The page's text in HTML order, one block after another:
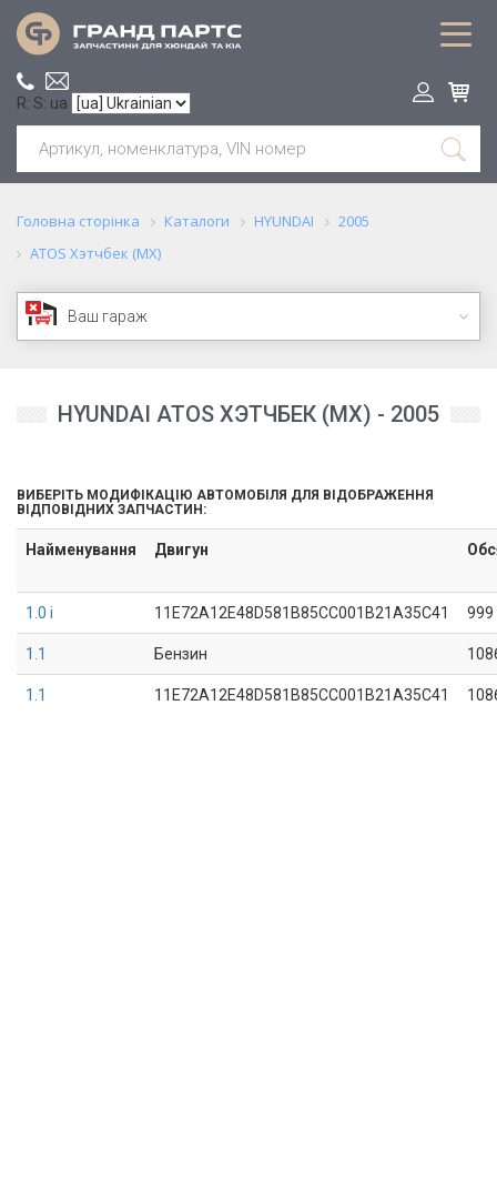
R: S: ua
Головна сторінка Каталоги HYUNDAI
2005
ATOS Хэтчбек (MX)
Ваш гараж
HYUNDAI ATOS ХЭТЧБЕК (MX) - 2005
ВИБЕРІТЬ МОДИФІКАЦІЮ АВТОМОБІЛЯ ДЛЯ ВІДОБРАЖЕННЯ
ВІДПОВІДНИХ ЗАПЧАСТИН:
Найменування Двигун
1.0 i 11E72A12E48D581B85CC001B21A35C41 999
1.1 Бензин
1.1 11E72A12E48D581B85CC001B21A35C41